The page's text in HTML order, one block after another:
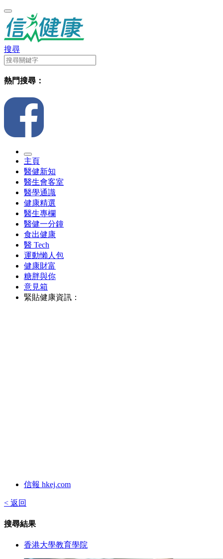
搜尋
熱門搜尋：
主頁
醫健新知
醫生會客室
醫學通識
健康精選
醫生專欄
醫健一分鐘
食出健康
醫 Tech
運動懶人包
健康財富
糖胖與你
意見箱
緊貼健康資訊：
信報 hkej.com
< 返回
搜尋結果
香港大學教育學院